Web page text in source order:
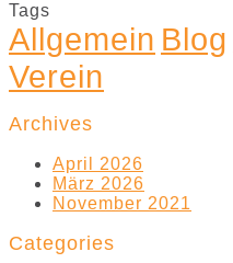
Tags
Allgemein Blog
Verein
Archives
April 2026
März 2026
November 2021
Categories